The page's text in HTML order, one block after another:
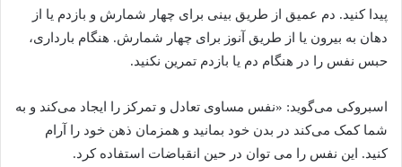
پیدا کنید. دم عمیق از طریق بینی برای چهار شمارش و بازدم یا از
دهان به بیرون یا از طریق آنوز برای چهار شمارش. هنگام بارداری،
حبس نفس را در هنگام دم یا بازدم تمرین نکنید.
اسبروکی می‌گوید: «نفس مساوی تعادل و تمرکز را ایجاد می‌کند و به
شما کمک می‌کند در بدن خود بمانید و همزمان ذهن خود را آرام
کنید. این نفس را می توان در حین انقباضات استفاده کرد.